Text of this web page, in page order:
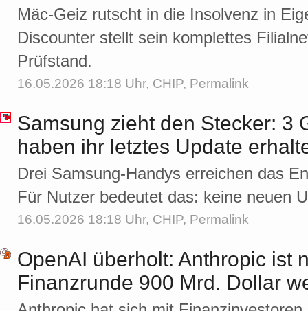
Mäc-Geiz rutscht in die Insolvenz in
Discounter stellt sein komplettes
Prüfstand.
16.05.2026 18:18 Uhr, CHIP, Permalink
Samsung zieht den Stecker: 3
haben ihr letztes Update
Drei Samsung-Handys erreichen das
Für Nutzer bedeutet das: keine neuen
16.05.2026 18:18 Uhr, CHIP, Permalink
OpenAI überholt: Anthropic ist
Finanzrunde 900 Mrd. Dollar